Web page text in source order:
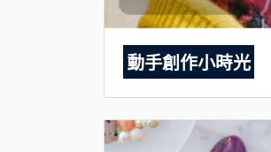
動手創作小時光